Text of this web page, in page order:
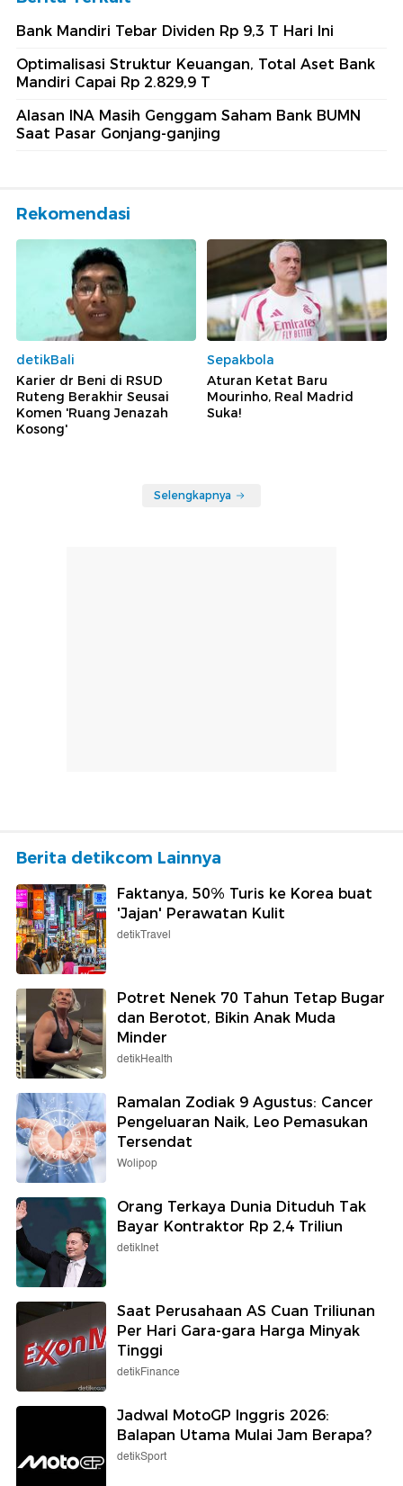
Bank Mandiri Tebar Dividen Rp 9,3 T Hari Ini
Optimalisasi Struktur Keuangan, Total Aset Bank
Mandiri Capai Rp 2.829,9 T
Alasan INA Masih Genggam Saham Bank BUMN
Saat Pasar Gonjang-ganjing
Rekomendasi
detikBali
Karier dr Beni di RSUD
Ruteng Berakhir Seusai
Komen 'Ruang Jenazah
Kosong'
Sepakbola
Aturan Ketat Baru
Mourinho, Real Madrid
Suka!
Selengkapnya
Berita detikcom Lainnya
Faktanya, 50% Turis ke Korea buat
'Jajan' Perawatan Kulit
detikTravel
Potret Nenek 70 Tahun Tetap Bugar
dan Berotot, Bikin Anak Muda
Minder
detikHealth
Ramalan Zodiak 9 Agustus: Cancer
Pengeluaran Naik, Leo Pemasukan
Tersendat
Wolipop
Orang Terkaya Dunia Dituduh Tak
Bayar Kontraktor Rp 2,4 Triliun
detikInet
Saat Perusahaan AS Cuan Triliunan
Per Hari Gara-gara Harga Minyak
Tinggi
detikFinance
Jadwal MotoGP Inggris 2026:
Balapan Utama Mulai Jam Berapa?
detikSport